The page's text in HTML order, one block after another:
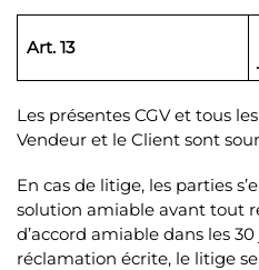
Art. 13
Les présentes CGV et tous
Vendeur et le Client sont
En cas de litige, les parties
solution amiable avant tout
d’accord amiable dans les
réclamation écrite, le litige